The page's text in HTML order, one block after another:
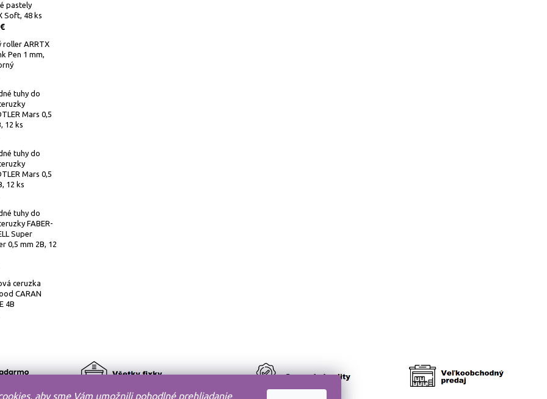
aby sme Vám umožnili pohodlné prehliadanie
pastely
Soft, 48 ks
roller ARRTX
Pen 1 mm,
tuhy do
Mars 0,5
12 ks
tuhy do
Mars 0,5
12 ks
tuhy do
FABER-
Super
0,5 mm 2B, 12
ceruzka
CARAN
4B